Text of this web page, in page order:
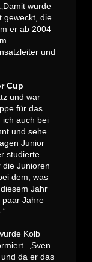
wurde
geweckt, die
er ab 2004
und
Cup
und war
für das
ich auch bei
und sehe
Junior
studierte
die Junioren
dem, was
Jahr
paar Jahre
Kolb
„Sven
da er das